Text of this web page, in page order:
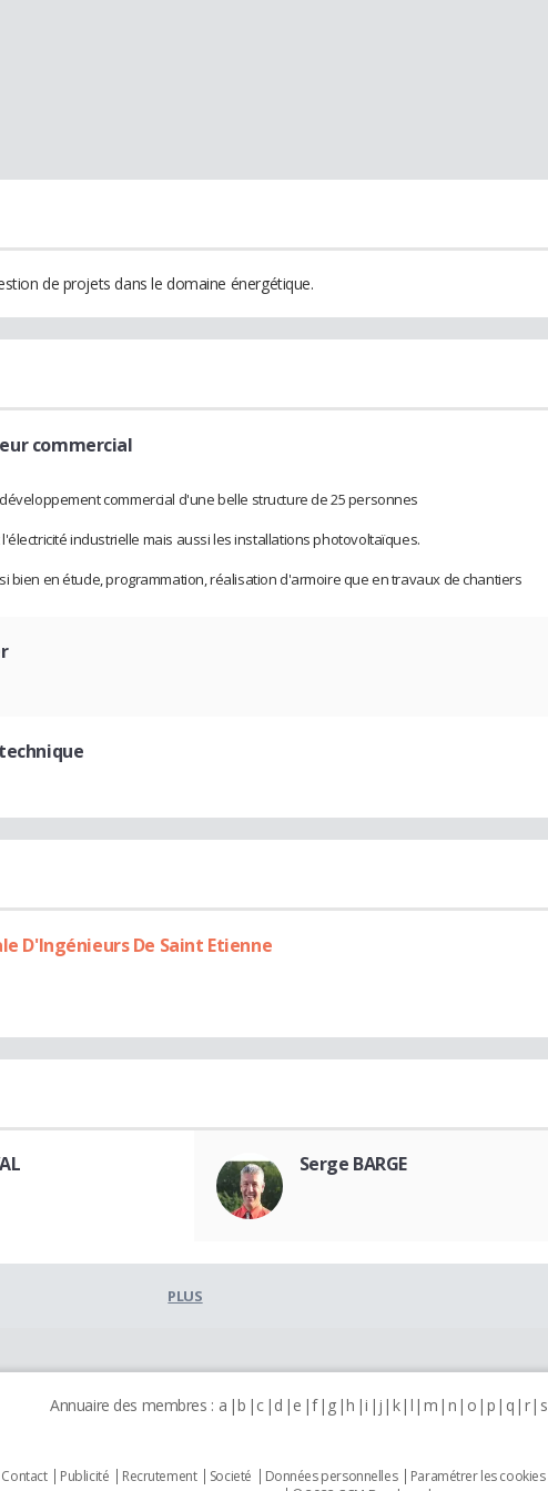
de projets dans le domaine énergétique.
commercial
commercial d'une belle structure de 25 personnes
industrielle mais aussi les installations photovoltaïques.
bien en étude, programmation, réalisation d'armoire que en travaux de chantiers
D'Ingénieurs De Saint Etienne
Serge BARGE
PLUS
Annuaire des membres : a b c d e f g h i j k l m n o p q r s
Contact Publicité Recrutement Societé Données personnelles Paramétrer les cookies